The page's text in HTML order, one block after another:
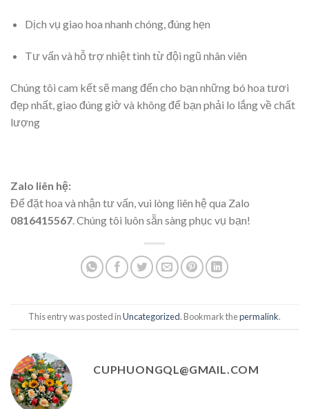
Dịch vụ giao hoa nhanh chóng, đúng hẹn
Tư vấn và hỗ trợ nhiệt tình từ đội ngũ nhân viên
Chúng tôi cam kết sẽ mang đến cho bạn những bó hoa tươi
đẹp nhất, giao đúng giờ và không để bạn phải lo lắng về chất
lượng
Zalo liên hệ:
Để đặt hoa và nhận tư vấn, vui lòng liên hệ qua Zalo
0816415567 . Chúng tôi luôn sẵn sàng phục vụ bạn!
This entry was posted inUncategorized. Bookmark thepermalink.
CUPHUONGQL@GMAIL.COM